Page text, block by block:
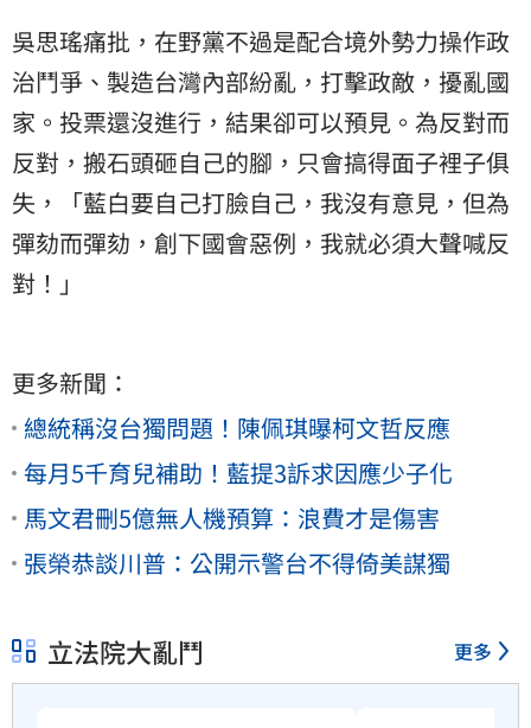
吳思瑤痛批，在野黨不過是配合境外勢力操作政
治鬥爭、製造台灣內部紛亂，打擊政敵，擾亂國
家。投票還沒進行，結果卻可以預見。為反對而
反對，搬石頭砸自己的腳，只會搞得面子裡子俱
失，「藍白要自己打臉自己，我沒有意見，但為
彈劾而彈劾，創下國會惡例，我就必須大聲喊反
對！」
更多新聞：
總統稱沒台獨問題！陳佩琪曝柯文哲反應
每月5千育兒補助！藍提3訴求因應少子化
馬文君刪5億無人機預算：浪費才是傷害
張榮恭談川普：公開示警台不得倚美謀獨
立法院大亂鬥 更多